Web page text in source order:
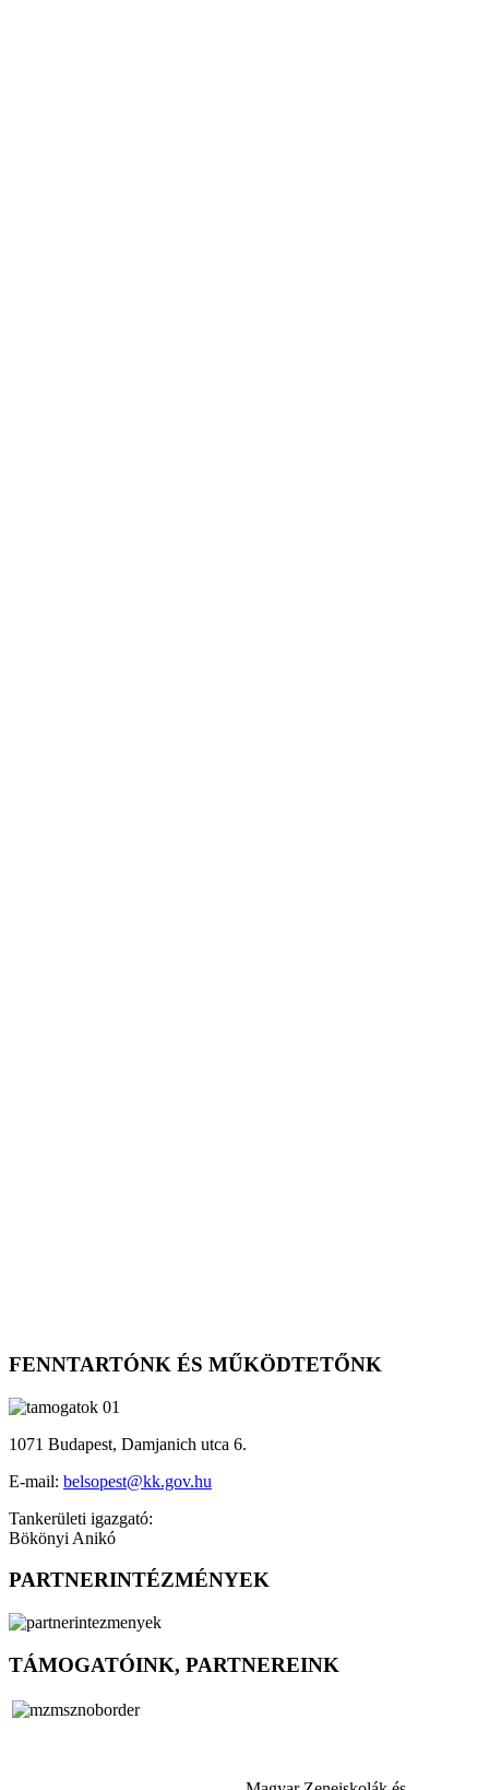
FENNTARTÓNK ÉS MŰKÖDTETŐNK
1071 Budapest, Damjanich utca 6.
E-mail: belsopest@kk.gov.hu
Tankerületi igazgató:
Bökönyi Anikó
PARTNERINTÉZMÉNYEK
TÁMOGATÓINK, PARTNEREINK